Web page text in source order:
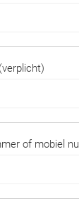
of mobiel